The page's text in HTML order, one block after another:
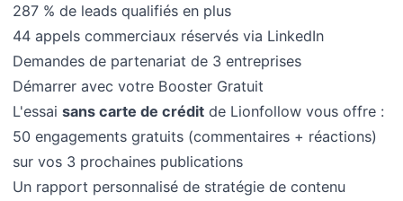
287 % de leads qualifiés en plus
44 appels commerciaux réservés via LinkedIn
Demandes de partenariat de 3 entreprises
Démarrer avec votre Booster Gratuit
L'essaisans carte de crédit de Lionfollow vous offre :
50 engagements gratuits (commentaires + réactions)
sur vos 3 prochaines publications
Un rapport personnalisé de stratégie de contenu